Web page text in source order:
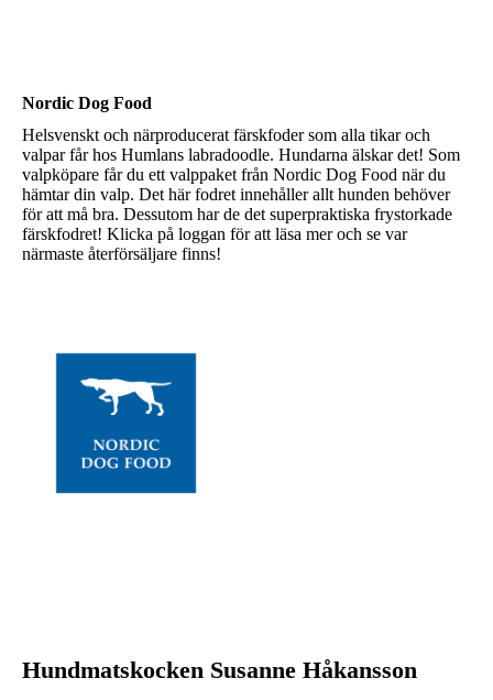
Nordic Dog Food
Helsvenskt och närproducerat färskfoder som alla tikar och
valpar får hos Humlans labradoodle. Hundarna älskar det! Som
valpköpare får du ett valppaket från Nordic Dog Food när du
hämtar din valp. Det här fodret innehåller allt hunden behöver
för att må bra. Dessutom har de det superpraktiska frystorkade
färskfodret! Klicka på loggan för att läsa mer och se var
närmaste återförsäljare finns!
Hundmatskocken Susanne Håkansson